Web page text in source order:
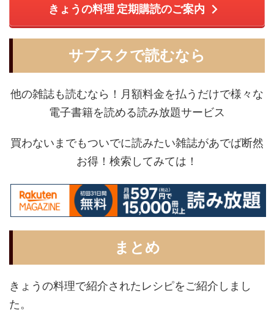
きょうの料理 定期購読のご案内
サブスクで読むなら
他の雑誌も読むなら！月額料金を払うだけで様々な
電子書籍を読める読み放題サービス
買わないまでもついでに読みたい雑誌があでば断然
お得！検索してみては！
まとめ
きょうの料理で紹介されたレシピをご紹介しまし
た。